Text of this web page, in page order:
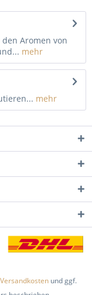
Aromen von
mehr
mehr
Versandkosten und ggf.